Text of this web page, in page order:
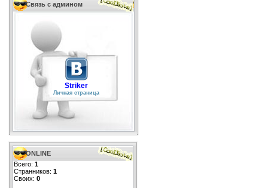
Связь с админом
Striker
Личная страница
ONLINE
Всего: 1
Странников: 1
Своих: 0